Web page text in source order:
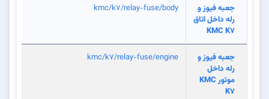
جعبه فيوز و
رله داخل اتاق
KMC K7
kmc/k7/relay-fuse/body
جعبه فيوز و
رله داخل
موتور KMC
K7
kmc/k7/relay-fuse/engine